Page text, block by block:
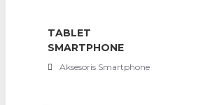
TABLET
SMARTPHONE
Aksesoris Smartphone